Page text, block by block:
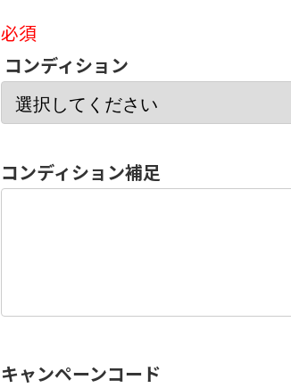
必須
コンディション
コンディション補足
キャンペーンコード